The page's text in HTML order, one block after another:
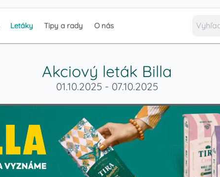
Letáky Tipy a rady O nás
Akciový leták Billa
01.10.2025 - 07.10.2025